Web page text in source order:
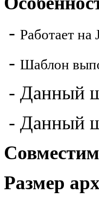
- Работает на
- Шаблон
- Данный
- Данный
Размер